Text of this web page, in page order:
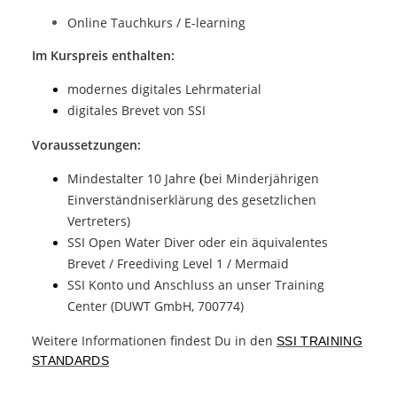
Online Tauchkurs / E-learning
Im Kurspreis enthalten:
modernes digitales Lehrmaterial
digitales Brevet von SSI
Voraussetzungen:
Mindestalter 10 Jahre (bei Minderjährigen
Einverständniserklärung des gesetzlichen
Vertreters)
SSI Open Water Diver oder ein äquivalentes
Brevet / Freediving Level 1 / Mermaid
SSI Konto und Anschluss an unser Training
Center (DUWT GmbH, 700774)
Weitere Informationen findest Du in den SSI TRAINING
STANDARDS